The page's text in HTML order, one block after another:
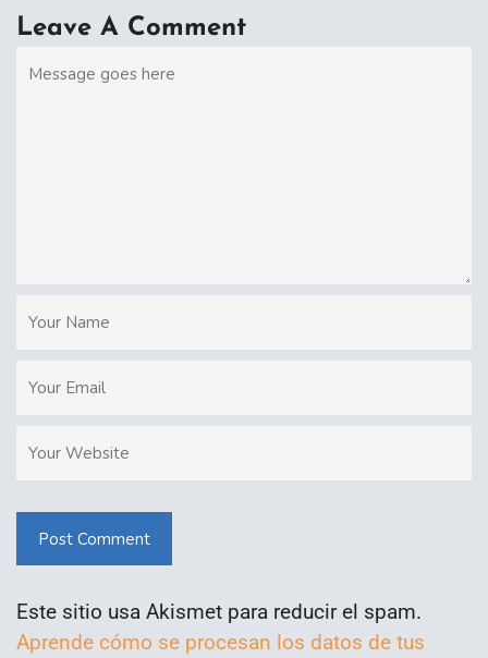
Leave A Comment
Post Comment
Este sitio usa Akismet para reducir el spam.
Aprende cómo se procesan los datos de tus